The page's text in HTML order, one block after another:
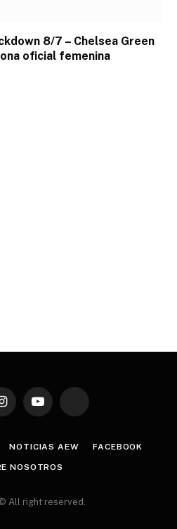
8/7 – Chelsea Green
oficial femenina
InstagramYouTube TikTok
NOTICIAS AEW FACEBOOK
NOSOTROS
All right reserved.